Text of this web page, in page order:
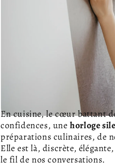
En cuisine, le cœur battant
confidences, unehorloge
préparations culinaires, de
Elle est là, discrète,
le fil de nos conversations.